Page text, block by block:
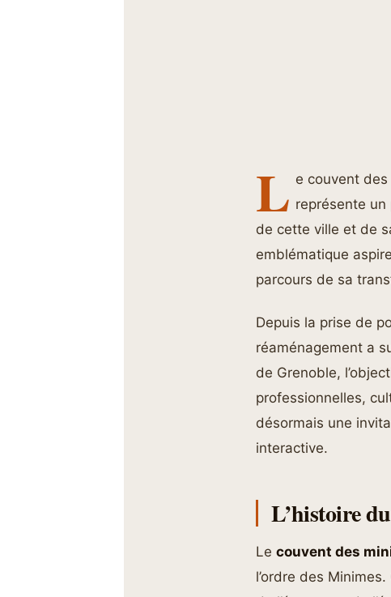
L e couvent des
représente un
de cette ville et de
emblématique
parcours de sa
Depuis la prise de
réaménagement a
de Grenoble,
professionnelles,
désormais une
interactive.
L’histoire
Le couvent des
l’ordre des